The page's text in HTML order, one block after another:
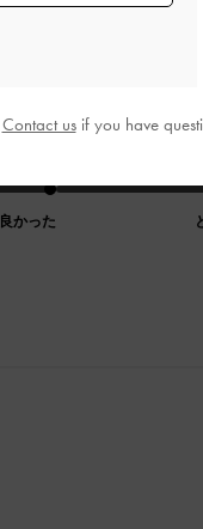
かった
Contact usif you have